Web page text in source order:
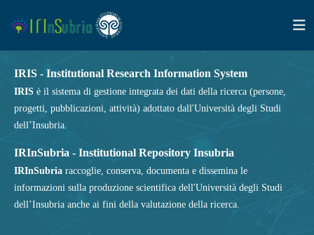
IRIS - Institutional Research Information System
IRIS è il sistema di gestione integrata dei dati della ricerca (persone,
progetti, pubblicazioni, attività) adottato dall'Università degli Studi
dell’Insubria.
IRInSubria - Institutional Repository Insubria
IRInSubria raccoglie, conserva, documenta e dissemina le
informazioni sulla produzione scientifica dell'Università degli Studi
dell’Insubria anche ai fini della valutazione della ricerca.